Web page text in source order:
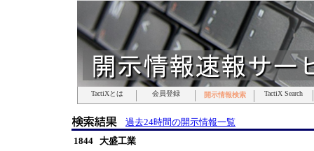
TactiXとは 会員登録 開示情報検索 TactiX Search
TactiXとは 会員登録 開示情報検索 TactiX Search
TactiXとは 会員登録 開示情報検索 TactiX Search
TactiXとは 会員登録 開示情報検索 TactiX Search
TactiXとは 会員登録 開示情報検索 TactiX Search
TactiXとは 会員登録 開示情報検索 TactiX Search
TactiXとは 会員登録 開示情報検索 TactiX Search
過去24時間の開示情報一覧
1844 大盛工業